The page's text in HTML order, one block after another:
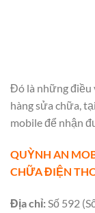
Đó là những điều
hàng sửa chữa,
mobile để nhận
QUỲNH AN
CHỮA ĐIỆN
Địa chỉ: Số 592